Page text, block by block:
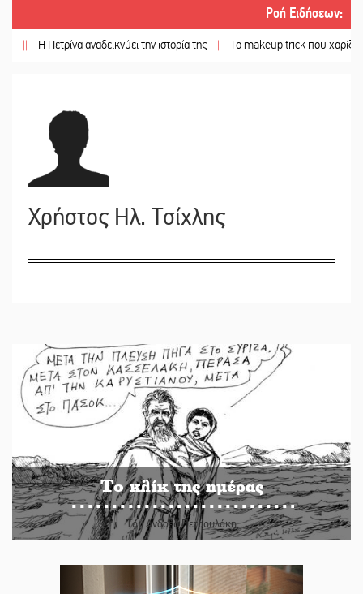
Ροή Ειδήσεων:
Η Πετρίνα αναδεικνύει την ιστορία της || Το makeup trick που χαρίζει πιο
Χρήστος Ηλ. Τσίχλης
Το κλίκ της ημέρας
Του Ανδρέα Πετρουλάκη